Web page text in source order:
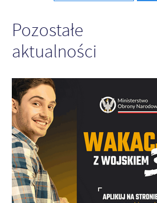
Pozostałe
aktualności